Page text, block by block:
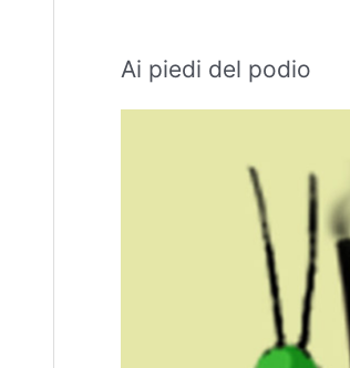
Ai piedi del podio